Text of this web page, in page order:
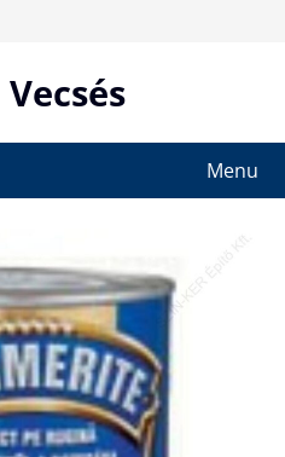
Menu